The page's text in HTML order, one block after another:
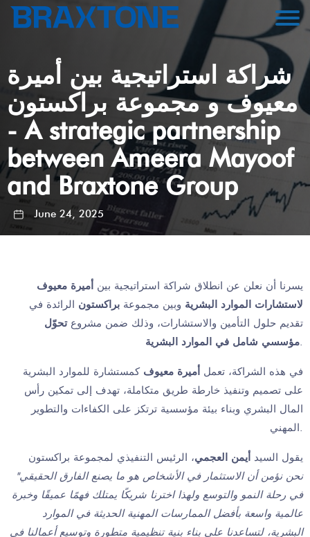
شراكة استراتيجية بين أميرة
معيوف و مجموعة براكستون
- A strategic partnership
between Ameera Mayoof
and Braxtone Group
June 24, 2025
يسرنا أن نعلن عن انطلاق شراكة استراتيجية بين أميرة معيوف
لاستشارات الموارد البشرية وبين مجموعة براكستون الرائدة في
تقديم حلول التأمين والاستشارات، وذلك ضمن مشروعتحوّل
مؤسسي شامل في الموارد البشرية.
في هذه الشراكة، تعمل أميرة معيوف كمستشارة للموارد البشرية
على تصميم وتنفيذ خارطة طريق متكاملة، تهدف إلى تمكين رأس
المال البشري وبناء بيئة مؤسسية ترتكز على الكفاءات والتطوير
المهني.
يقول السيد أيمن العجمي، الرئيس التنفيذي لمجموعة براكستون
"نحن نؤمن أن الاستثمار في الأشخاص هو ما يصنع الفارق الحقيقي
في رحلة النمو والتوسع ولهذا اخترنا شريكًا يمتلك فهمًا عميقًا وخبرة
عالمية واسعة بأفضل الممارسات المهنية الحديثة في الموارد
البشرية، لتساعدنا على بناء بنية تنظيمية متطورة وتوسيع أعمالنا في